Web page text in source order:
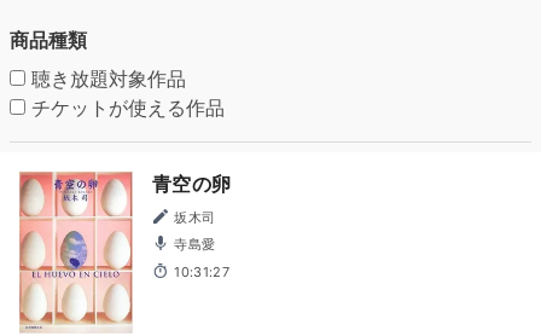
商品種類
聴き放題対象作品
チケットが使える作品
青空の卵
坂木司
寺島愛
10:31:27